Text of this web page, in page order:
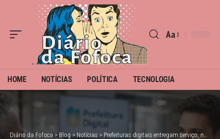
Font
Aa
HOME NOTÍCIAS POLÍTICA TECNOLOGIA
Diário da Fofoca > Blog > Notícias > Prefeituras digitais entregam serviço, não papel